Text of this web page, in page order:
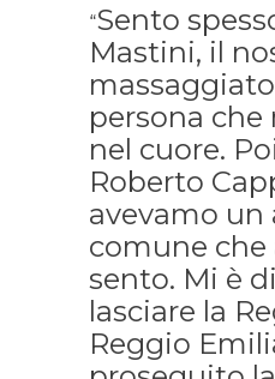
“Sento
Mastini, il
persona
nel cuore.
Roberto
avevamo un
comune che
sento. Mi è
lasciare la
Reggio